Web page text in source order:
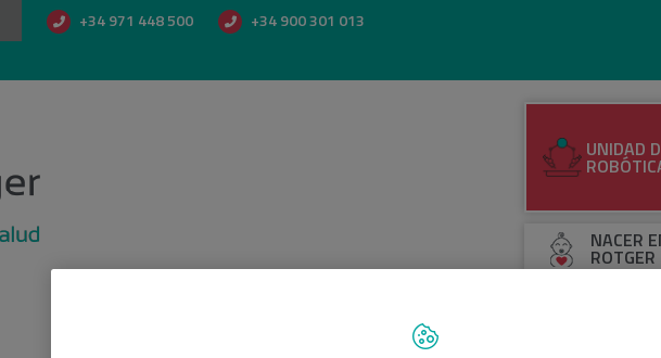
+34 971 448 500
+34 900 301 013
UNIDAD
NACER
ROTGER